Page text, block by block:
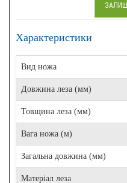
Характеристики
Вид ножа
Довжина леза (мм)
Товщина леза (мм)
Вага ножа (м)
Загальна довжина (мм)
Матеріал леза